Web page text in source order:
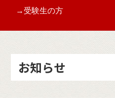
→受験生の方
お知らせ